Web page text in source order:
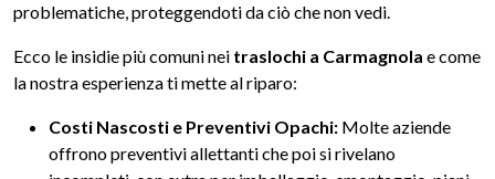
problematiche, proteggendoti da ciò che non vedi.
Ecco le insidie più comuni nei traslochi a Carmagnola e come
la nostra esperienza ti mette al riparo:
Costi Nascosti e Preventivi Opachi: Molte aziende
offrono preventivi allettanti che poi si rivelano